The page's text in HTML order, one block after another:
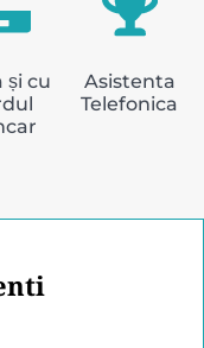
și cu
Asistenta
Telefonica